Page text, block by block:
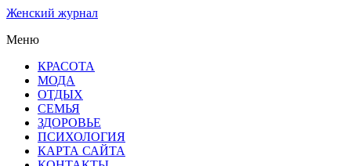
Женский журнал
Меню
КРАСОТА
МОДА
ОТДЫХ
СЕМЬЯ
ЗДОРОВЬЕ
ПСИХОЛОГИЯ
КАРТА САЙТА